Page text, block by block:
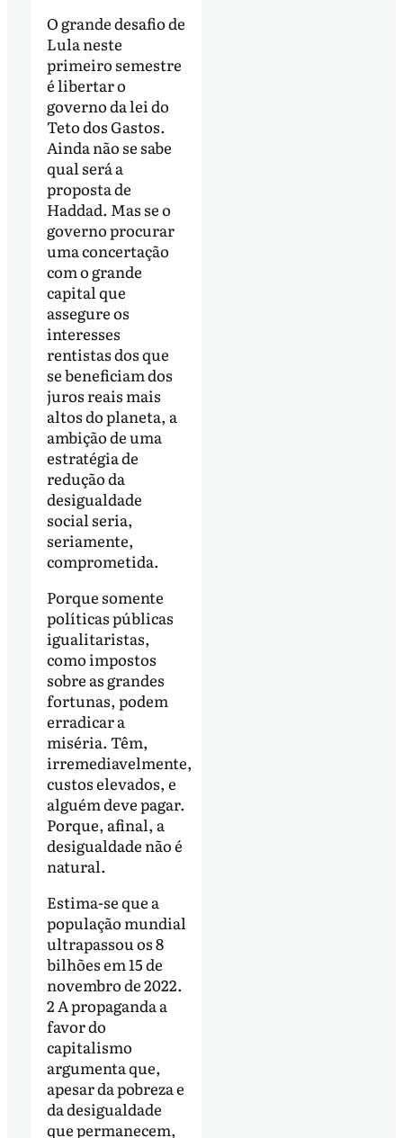
O grande desafio de
Lula neste
primeiro semestre
é libertar o
governo da lei do
Teto dos Gastos.
Ainda não se sabe
qual será a
proposta de
Haddad. Mas se o
governo procurar
uma concertação
com o grande
capital que
assegure os
interesses
rentistas dos que
se beneficiam dos
juros reais mais
altos do planeta, a
ambição de uma
estratégia de
redução da
desigualdade
social seria,
seriamente,
comprometida.
Porque somente
políticas públicas
igualitaristas,
como impostos
sobre as grandes
fortunas, podem
erradicar a
miséria. Têm,
irremediavelmente,
custos elevados, e
alguém deve pagar.
Porque, afinal, a
desigualdade não é
natural.
Estima-se que a
população mundial
ultrapassou os 8
bilhões em 15 de
novembro de 2022.
2 A propaganda a
favor do
capitalismo
argumenta que,
apesar da pobreza e
da desigualdade
que permanecem,